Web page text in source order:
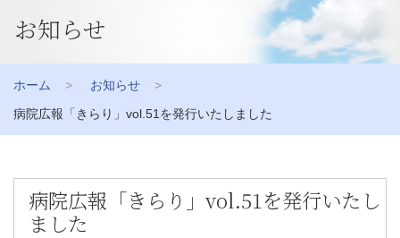
お知らせ
ホーム
お知らせ
病院広報「きらり」vol.51を発行いたしました
病院広報「きらり」vol.51を発行いたし
ました